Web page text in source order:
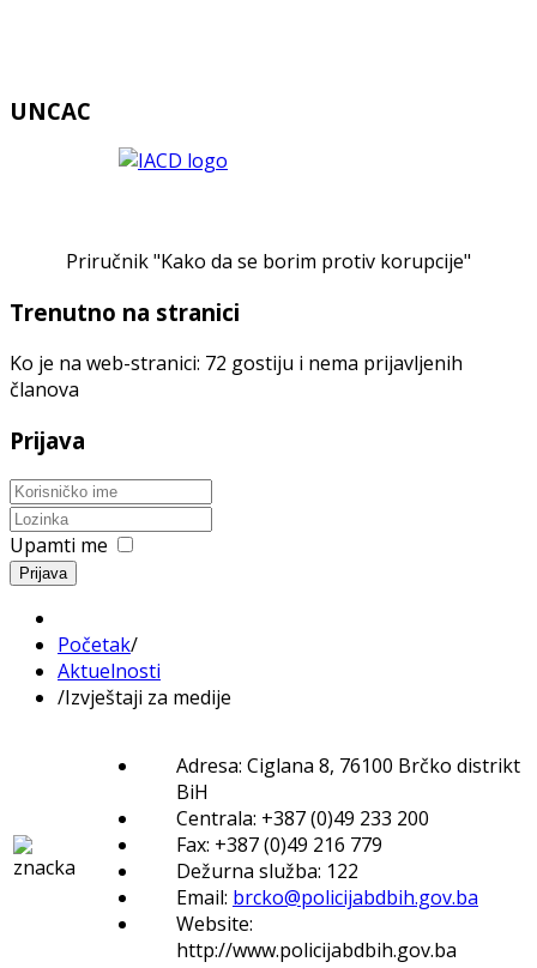
UNCAC
Priručnik "Kako da se borim protiv korupcije"
Trenutno na stranici
Ko je na web-stranici: 72 gostiju i nema prijavljenih
članova
Prijava
Upamti me
Prijava
Početak/
Aktuelnosti
/Izvještaji za medije
Adresa: Ciglana 8, 76100 Brčko distrikt
BiH
Centrala: +387 (0)49 233 200
Fax: +387 (0)49 216 779
Dežurna služba: 122
Email: brcko@policijabdbih.gov.ba
Website:
http://www.policijabdbih.gov.ba